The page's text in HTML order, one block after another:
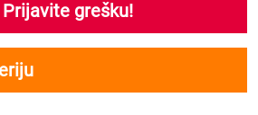
Prijavite grešku!